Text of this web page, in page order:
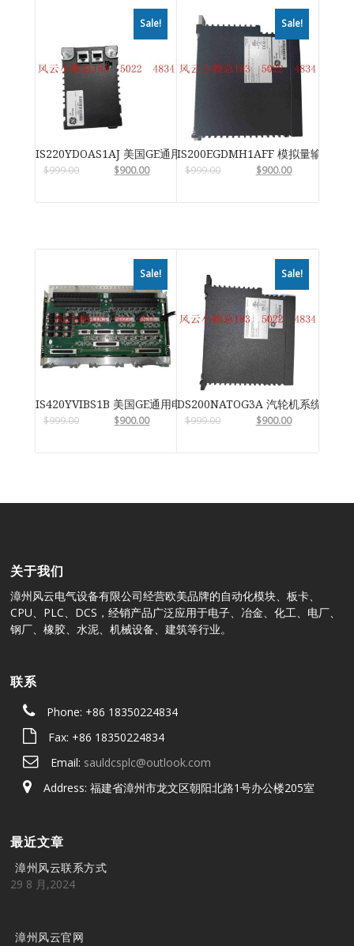
Sale!
IS220YDOAS1AJ 美国GE通用电气
$999.00 $900.00
Sale!
IS200EGDMH1AFF 模拟量输入输
$999.00 $900.00
Sale!
IS420YVIBS1B 美国GE通用电气
$999.00 $900.00
Sale!
DS200NATOG3A 汽轮机系统卡件
$999.00 $900.00
关于我们
漳州风云电气设备有限公司经营欧美品牌的自动化模块、板卡、
CPU、PLC、DCS，经销产品广泛应用于电子、冶金、化工、电厂、
钢厂、橡胶、水泥、机械设备、建筑等行业。
联系
Phone: +86 18350224834
Fax: +86 18350224834
Email: sauldcsplc@outlook.com
Address: 福建省漳州市龙文区朝阳北路1号办公楼205室
最近文章
漳州风云联系方式
29 8 月,2024
漳州风云官网